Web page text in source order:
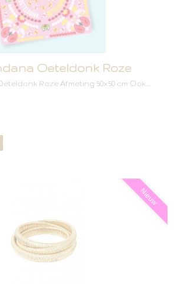
Oeteldonk Roze
Roze Afmeting 50x50 cm Ook…
Nieuw